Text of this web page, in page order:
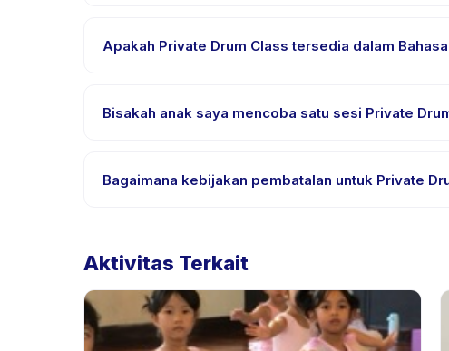
pemesanan.
Apakah Private Drum Class tersedia dalam
bahasa yang didukung.
Bisakah anak saya mencoba satu sesi Private
Bagaimana kebijakan pembatalan untuk Private
Aktivitas Terkait